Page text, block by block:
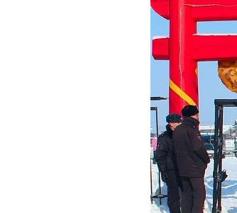
Другие рубрики
Реестр туроператоров
Реестр туристических
агентств Алтайского края
Обращения граждан
Противодействие коррупции